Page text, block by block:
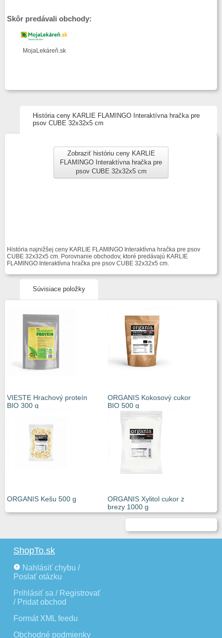
Skôr predávali obchody:
MojaLekáreň.sk
História ceny KARLIE FLAMINGO Interaktívna hračka pre
psov CUBE 32x32x5 cm
Zobraziť históriu ceny KARLIE
FLAMINGO Interaktívna hračka pre
psov CUBE 32x32x5 cm
História najnižšej ceny KARLIE FLAMINGO Interaktívna hračka pre psov
CUBE 32x32x5 cm. Porovnanie obchodov, ktoré predávajú KARLIE
FLAMINGO Interaktívna hračka pre psov CUBE 32x32x5 cm.
Súvisiace položky
VIESTE Hrachový proteín
BIO 300 g
ORGANIS Kokosový cukor
BIO 500 g
ORGANIS Kešu 500 g
ORGANIS Xylitol cukor z
brezy 1000 g
ShopTo.sk
Nahlásiť chybu /
Poslať otázku
Prihlásiť sa / Registrovať
/ Pridat obchod
Formát XML feedu
Obchodné podmienky